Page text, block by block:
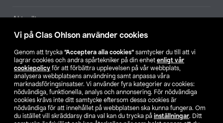
Vi på Clas Ohlson använder cookies
Genom att trycka ”Acceptera alla cookies” samtycker du till att vi
lagrar cookies och andra spårtekniker på din enhet enligt vår
cookiepolicy för att förbättra upplevelsen på vår webbplats,
analysera webbplatsens användning samt anpassa våra
marknadsföringsinsatser. Vi använder fyra kategorier av cookies:
nödvändiga, funktionella, analys och annonsering. För nödvändiga
cookies krävs inte ditt samtycke eftersom dessa cookies är
nödvändiga för att innehållet på webbplatsen ska kunna fungera. Om
du istället vill skräddarsy dina val kan du trycka på inställningar. Ditt
Aktuellt
Hitta butik
SE NO FI